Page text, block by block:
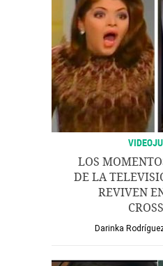
LOS
DE LA
REVIVEN
Darinka